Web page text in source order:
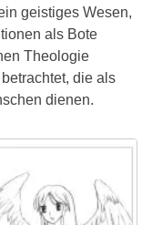
geistiges Wesen,
als Bote
Theologie
die als
dienen.